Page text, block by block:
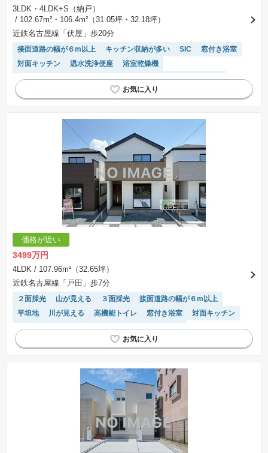
3LDK・4LDK+S（納戸）
/ 102.67m²・106.4m²（31.05坪・32.18坪）
近鉄名古屋線「伏屋」歩20分
接面道路の幅が６m以上 キッチン収納が多い SIC
窓付き浴室
対面キッチン
温水洗浄便座
浴室乾燥機
モニター付きインターホン
トイレ2個以上
フラット35適合
WIC
価格が近い
3499万円
4LDK / 107.96m²（32.65坪）
近鉄名古屋線「戸田」歩7分
２面採光 山が見える ３面採光
接面道路の幅が６m以上
平坦地
川が見える 高機能トイレ 窓付き浴室
対面キッチン
食洗機
陽当り良好 温水洗浄便座
浴室乾燥機
モニター付きインターホン
フラット35適合